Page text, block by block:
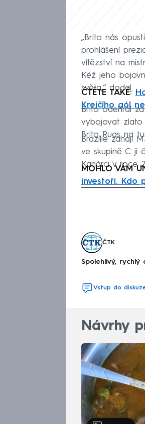
„Brito nás
prohlášení
vítězství na
Kéž jeho
světa,“ dodal.
ČTĚTE TAKÉ:
Krejčího gól
Brito odehrál
vybojovat zlato
Brito Ruas na
Brazílie zahájí
ve skupině C ji
Kanárci v roce
MOHLO VÁM
investoři. Kdo
ČTK
Spolehlivý, rychlý
Vstup do
Návrhy